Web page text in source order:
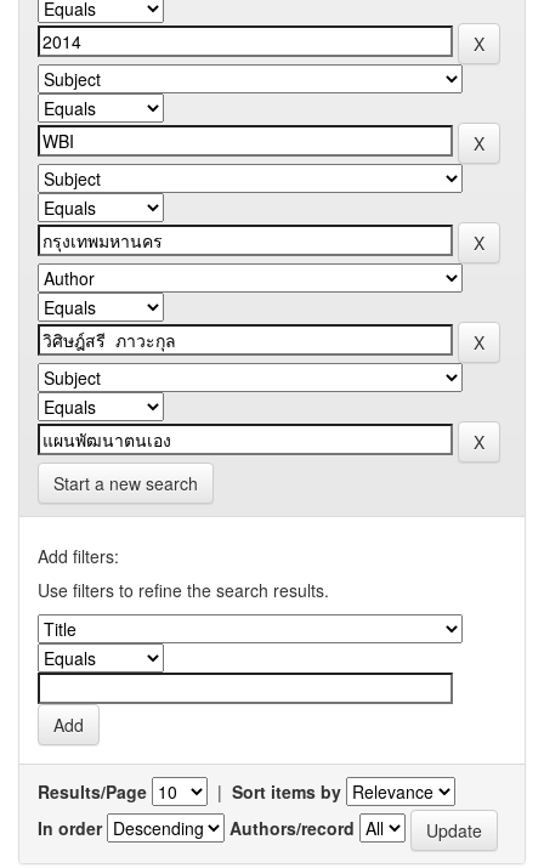
Start a new search
Add filters:
Use filters to refine the search results.
Results/Page | Sort items by
In order
Authors/record